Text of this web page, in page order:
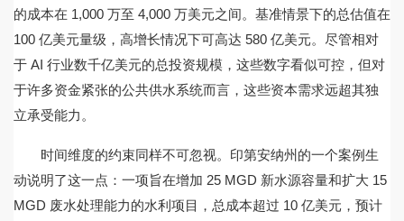
的成本在 1,000 万至 4,000 万美元之间。基准情景下的总估值在
100 亿美元量级，高增长情况下可高达 580 亿美元。尽管相对
于 AI 行业数千亿美元的总投资规模，这些数字看似可控，但对
于许多资金紧张的公共供水系统而言，这些资本需求远超其独
立承受能力。
时间维度的约束同样不可忽视。印第安纳州的一个案例生
动说明了这一点：一项旨在增加 25 MGD 新水源容量和扩大 15
MGD 废水处理能力的水利项目，总成本超过 10 亿美元，预计